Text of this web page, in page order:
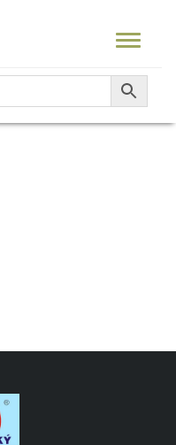
LADY